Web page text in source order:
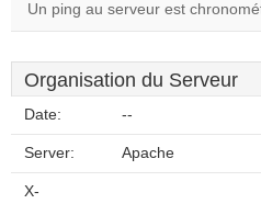
Un ping au serveur est
Organisation du Serveur
Date: --
Server: Apache
X-